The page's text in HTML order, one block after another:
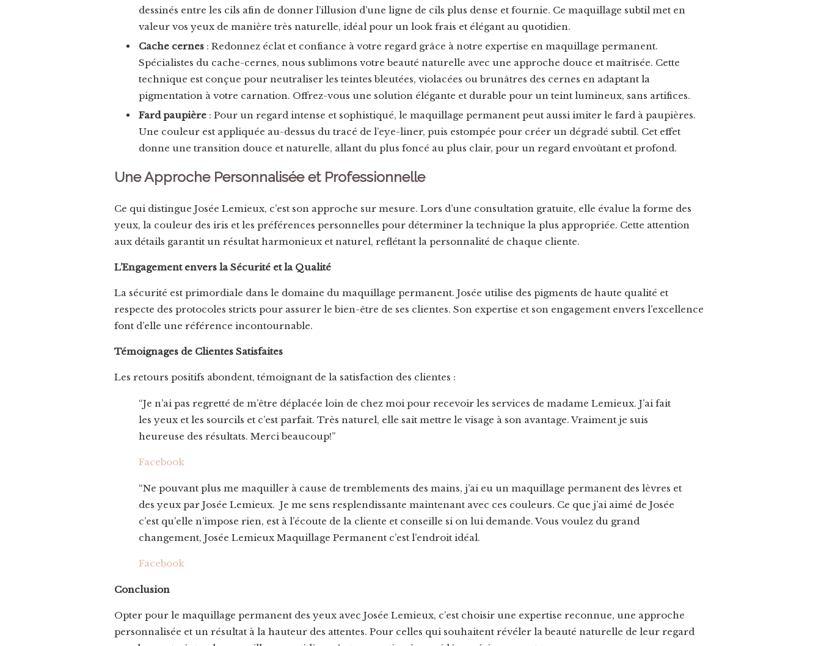
dessinés entre les cils afin de donner l’illusion d’une ligne de cils plus dense et fournie. Ce maquillage subtil met en
valeur vos yeux de manière très naturelle, idéal pour un look frais et élégant au quotidien.
Cache cernes : Redonnez éclat et confiance à votre regard grâce à notre expertise en maquillage permanent.
Spécialistes du cache-cernes, nous sublimons votre beauté naturelle avec une approche douce et maîtrisée. Cette
technique est conçue pour neutraliser les teintes bleutées, violacées ou brunâtres des cernes en adaptant la
pigmentation à votre carnation. Offrez-vous une solution élégante et durable pour un teint lumineux, sans artifices.
Fard paupière : Pour un regard intense et sophistiqué, le maquillage permanent peut aussi imiter le fard à paupières.
Une couleur est appliquée au-dessus du tracé de l’eye-liner, puis estompée pour créer un dégradé subtil. Cet effet
donne une transition douce et naturelle, allant du plus foncé au plus clair, pour un regard envoûtant et profond.
Une Approche Personnalisée et Professionnelle
Ce qui distingue Josée Lemieux, c’est son approche sur mesure. Lors d’une consultation gratuite, elle évalue la forme des
yeux, la couleur des iris et les préférences personnelles pour déterminer la technique la plus appropriée. Cette attention
aux détails garantit un résultat harmonieux et naturel, reflétant la personnalité de chaque cliente.
L’Engagement envers la Sécurité et la Qualité
La sécurité est primordiale dans le domaine du maquillage permanent. Josée utilise des pigments de haute qualité et
respecte des protocoles stricts pour assurer le bien-être de ses clientes. Son expertise et son engagement envers l’excellence
font d’elle une référence incontournable.
Témoignages de Clientes Satisfaites
Les retours positifs abondent, témoignant de la satisfaction des clientes :
“Je n’ai pas regretté de m’être déplacée loin de chez moi pour recevoir les services de madame Lemieux. J’ai fait
les yeux et les sourcils et c’est parfait. Très naturel, elle sait mettre le visage à son avantage. Vraiment je suis
heureuse des résultats. Merci beaucoup!”
Facebook
“Ne pouvant plus me maquiller à cause de tremblements des mains, j’ai eu un maquillage permanent des lèvres et
des yeux par Josée Lemieux. Je me sens resplendissante maintenant avec ces couleurs. Ce que j’ai aimé de Josée
c’est qu’elle n’impose rien, est à l’écoute de la cliente et conseille si on lui demande. Vous voulez du grand
changement, Josée Lemieux Maquillage Permanent c’est l’endroit idéal.
Facebook
Conclusion
Opter pour le maquillage permanent des yeux avec Josée Lemieux, c’est choisir une expertise reconnue, une approche
personnalisée et un résultat à la hauteur des attentes. Pour celles qui souhaitent révéler la beauté naturelle de leur regard